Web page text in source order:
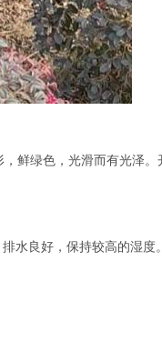
鲜绿色，光滑而有光泽。
水良好，保持较高的湿度